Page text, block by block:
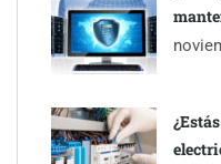
Gestoría Online reduce a